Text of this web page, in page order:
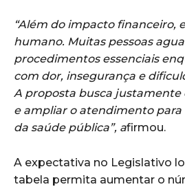
“Além do impacto financeiro,
humano. Muitas pessoas
procedimentos essenciais
com dor, insegurança e
A proposta busca justamente
e ampliar o atendimento
da saúde pública”, afirmou.
A expectativa no Legislativo
tabela permita aumentar o